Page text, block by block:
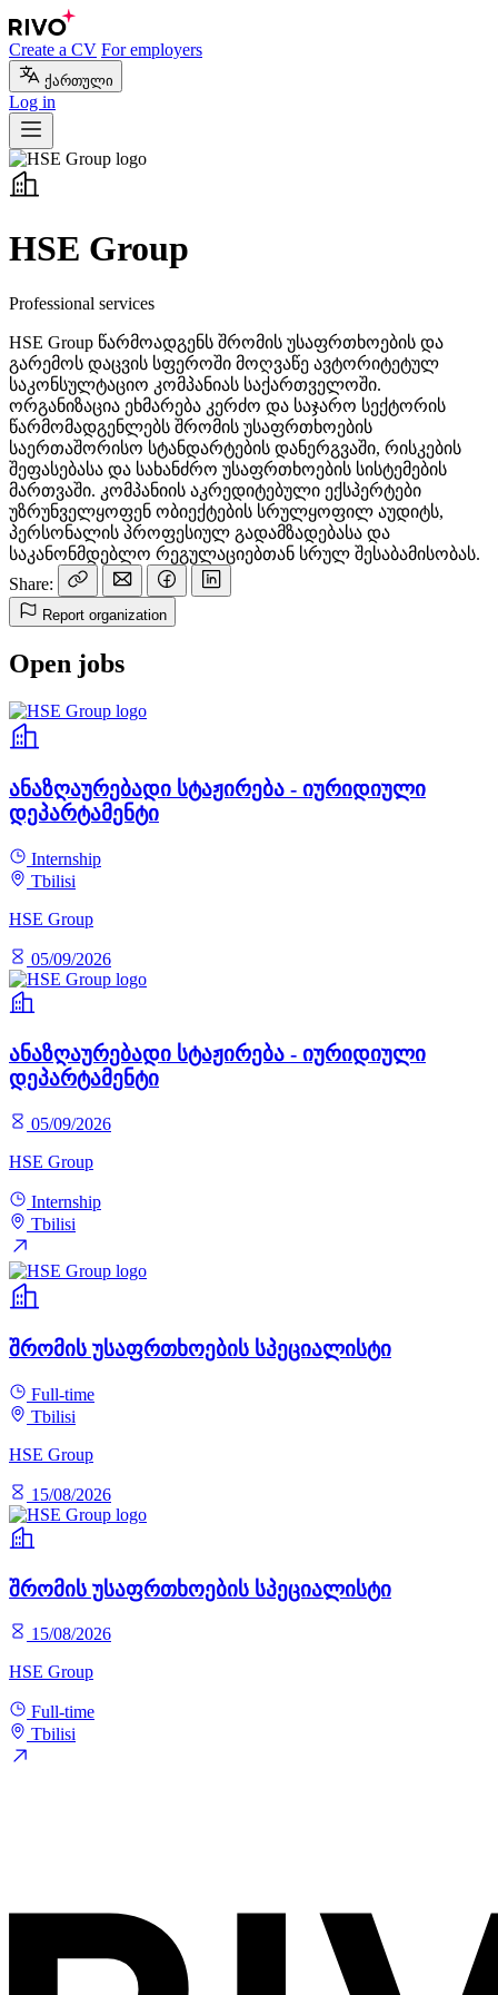
Create a CV For employers
ქართული
Log in
HSE Group
Professional services
HSE Group წარმოადგენს შრომის უსაფრთხოების და
გარემოს დაცვის სფეროში მოღვაწე ავტორიტეტულ
საკონსულტაციო კომპანიას საქართველოში.
ორგანიზაცია ეხმარება კერძო და საჯარო სექტორის
წარმომადგენლებს შრომის უსაფრთხოების
საერთაშორისო სტანდარტების დანერგვაში, რისკების
შეფასებასა და სახანძრო უსაფრთხოების სისტემების
მართვაში. კომპანიის აკრედიტებული ექსპერტები
უზრუნველყოფენ ობიექტების სრულყოფილ აუდიტს,
პერსონალის პროფესიულ გადამზადებასა და
საკანონმდებლო რეგულაციებთან სრულ შესაბამისობას.
Share:
Report organization
Open jobs
ანაზღაურებადი სტაჟირება - იურიდიული
დეპარტამენტი
Internship
Tbilisi
HSE Group
05/09/2026
ანაზღაურებადი სტაჟირება - იურიდიული
დეპარტამენტი
05/09/2026
HSE Group
Internship
Tbilisi
შრომის უსაფრთხოების სპეციალისტი
Full-time
Tbilisi
HSE Group
15/08/2026
შრომის უსაფრთხოების სპეციალისტი
15/08/2026
HSE Group
Full-time
Tbilisi